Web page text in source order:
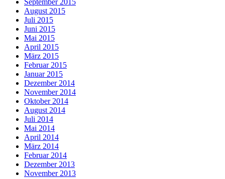
September 2015
August 2015
Juli 2015
Juni 2015
Mai 2015
April 2015
März 2015
Februar 2015
Januar 2015
Dezember 2014
November 2014
Oktober 2014
August 2014
Juli 2014
Mai 2014
April 2014
März 2014
Februar 2014
Dezember 2013
November 2013